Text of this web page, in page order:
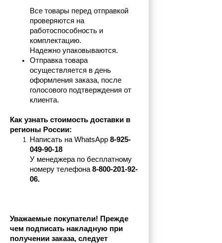
Все товары перед отправкой
проверяются на
работоспособность и
комплектацию.
Надежно упаковываются.
Отправка товара
осуществляется в день
оформления заказа, после
голосового подтверждения от
клиента.
Как узнать стоимость доставки в
регионы России:
Написать на WhatsApp 8-925-
049-90-18
У менеджера по бесплатному
номеру телефона 8-800-201-92-
06.
Уважаемые покупатели! Прежде
чем подписать накладную при
получении заказа, следует